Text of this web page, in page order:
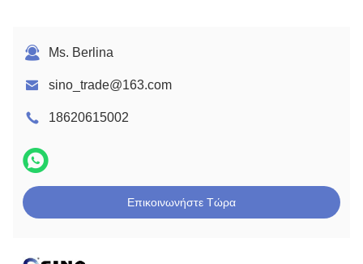
Ms. Berlina
sino_trade@163.com
18620615002
Επικοινωνήστε Τώρα